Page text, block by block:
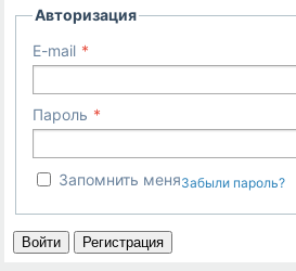
Авторизация
E-mail
Пароль
Запомнить меняЗабыли пароль?
Войти Регистрация